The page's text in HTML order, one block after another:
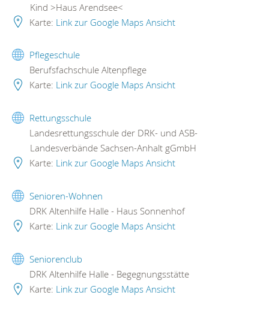
Kind >Haus Arendsee<
Karte: Link zur Google Maps Ansicht
Pflegeschule
Berufsfachschule Altenpflege
Karte: Link zur Google Maps Ansicht
Rettungsschule
Landesrettungsschule der DRK- und ASB-
Landesverbände Sachsen-Anhalt gGmbH
Karte: Link zur Google Maps Ansicht
Senioren-Wohnen
DRK Altenhilfe Halle - Haus Sonnenhof
Karte: Link zur Google Maps Ansicht
Seniorenclub
DRK Altenhilfe Halle - Begegnungsstätte
Karte: Link zur Google Maps Ansicht